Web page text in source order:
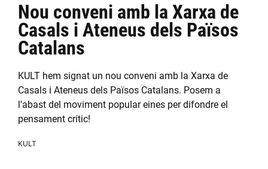
Nou conveni amb la Xarxa de
Casals i Ateneus dels Països
Catalans
KULT hem signat un nou conveni amb la Xarxa de
Casals i Ateneus dels Països Catalans. Posem a
l'abast del moviment popular eines per difondre el
pensament crític!
KULT